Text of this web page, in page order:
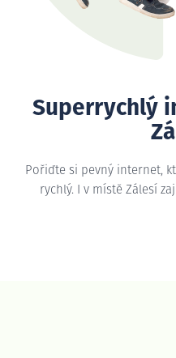
Superrychlý
Pořiďte si pevný internet,
rychlý. I v místě Zálesí